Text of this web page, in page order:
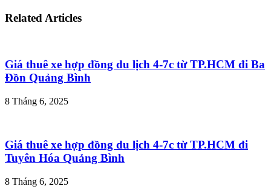
Related Articles
Giá thuê xe hợp đồng du lịch 4-7c từ TP.HCM đi Ba
Đồn Quảng Bình
8 Tháng 6, 2025
Giá thuê xe hợp đồng du lịch 4-7c từ TP.HCM đi
Tuyên Hóa Quảng Bình
8 Tháng 6, 2025